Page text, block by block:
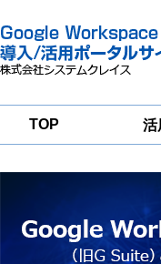
TOP 活